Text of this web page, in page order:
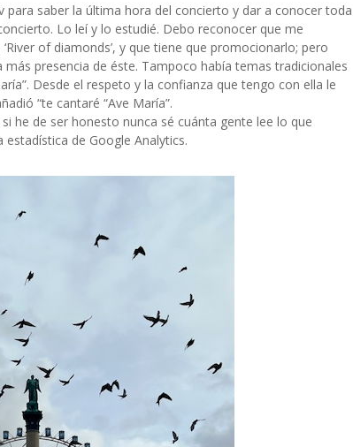
saber la última hora del concierto y dar a conocer toda
Lo leí y lo estudié. Debo reconocer que me
of diamonds’, y que tiene que promocionarlo; pero
más presencia de éste. Tampoco había temas tradicionales
Desde el respeto y la confianza que tengo con ella le
“te cantaré “Ave María”.
he de ser honesto nunca sé cuánta gente lee lo que
de Google Analytics.